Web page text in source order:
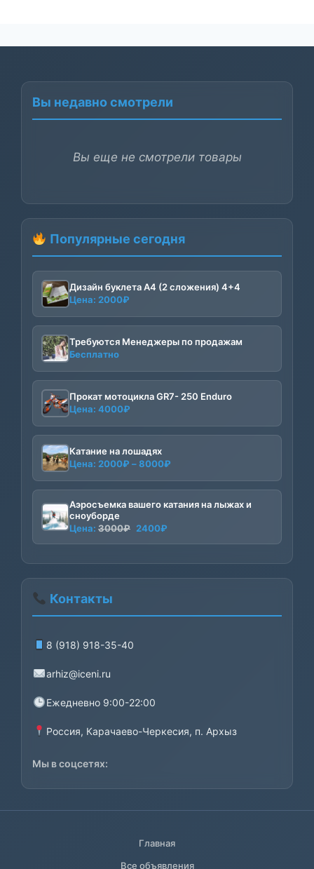
Вы недавно смотрели
Вы еще не смотрели товары
Популярные сегодня
Дизайн буклета А4 (2 сложения) 4+4
Цена: 2000₽
Требуются Менеджеры по продажам
Бесплатно
Прокат мотоцикла GR7- 250 Enduro
Цена: 4000₽
Катание на лошадях
Цена: 2000₽ –8000₽
2000₽
–
Аэросъемка вашего катания на лыжах и
сноуборде
Цена: 3000₽ Первоначальная
цена
2400₽
цена:
Контакты
8 (918) 918-35-40
arhiz@iceni.ru
Ежедневно 9:00-22:00
Россия, Карачаево-Черкесия, п. Архыз
Мы в соцсетях:
Главная
Все объявления